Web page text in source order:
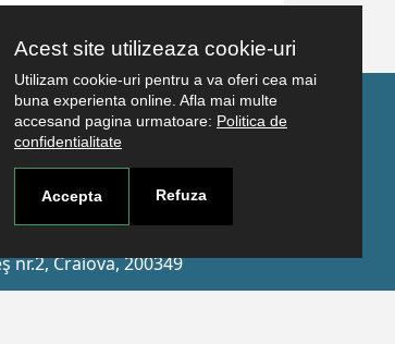
Acest site utilizeaza cookie-uri
Utilizam cookie-uri pentru a va oferi cea mai
buna experienta online. Afla mai multe
accesand pagina urmatoare: Politica de
confidentialitate
Accepta Refuza
nr.2, Craiova, 200349